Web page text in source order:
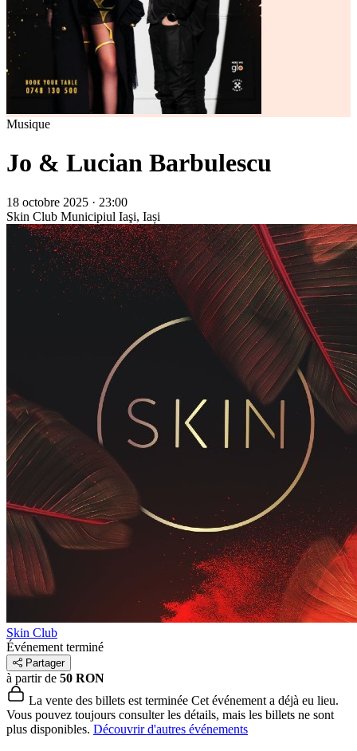
Musique
Jo & Lucian Barbulescu
18 octobre 2025 · 23:00
Skin Club Municipiul Iaşi, Iași
Skin Club
Événement terminé
Partager
à partir de 50 RON
La vente des billets est terminée Cet événement a déjà eu lieu.
Vous pouvez toujours consulter les détails, mais les billets ne sont
plus disponibles. Découvrir d'autres événements